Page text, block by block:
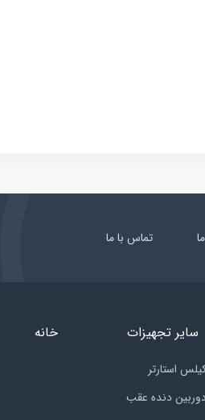
تماس با ما
سایر تجهیزات
استارتر
دنده عقب
خانه